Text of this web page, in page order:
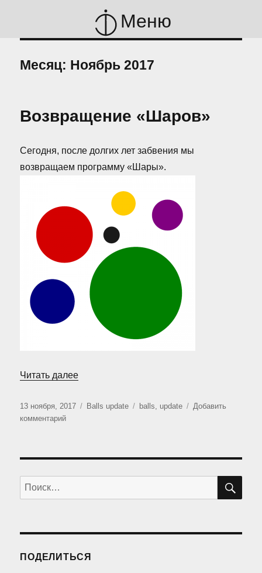
Меню
Месяц: Ноябрь 2017
Возвращение «Шаров»
Сегодня, после долгих лет забвения мы
возвращаем программу «Шары».
Читать далее«Возвращение «Шаров»»
Опубликовано
13 ноября, 2017 Рубрики
Balls update Метки
balls, update
Добавить
комментарийк
Искать:
ПОДЕЛИТЬСЯ